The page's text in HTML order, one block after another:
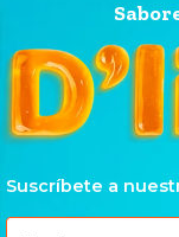
Suscríbete a